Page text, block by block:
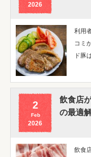
2026
利用
コミ
ド豚
2
Feb
2026
飲食店
の最適
飲食